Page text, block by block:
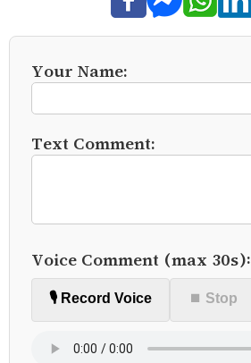
Your Name:
Text Comment:
Voice Comment (max 30s):
🎙️ Record Voice ⏹ Stop